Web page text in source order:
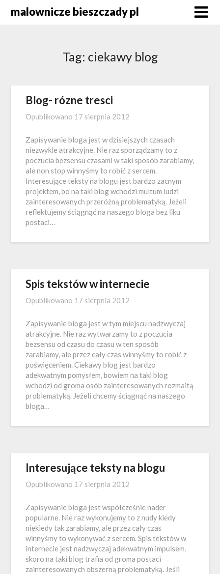
malownicze bieszczady pl
Tag: ciekawy blog
Blog- rózne tresci
Opublikowano 17 sierpnia 2012
Zapisywanie bloga jest w dzisiejszych czasach
niezwykle atrakcyjne. Nie raz sporządzamy to z
poczucia bezsensu czasami w taki sposób zarabiamy,
ale non stop winnyśmy to robić z sercem.
Interesujące teksty na blogu jest bardzo zacnym
projektem, bo na taki blog wchodzi multum ludzi
zainteresowanych przeróżną problematyką. Jeżeli
reflektujemy ściągnąć na naszego bloga bez liku
postaci…
Spis tekstów w internecie
Opublikowano 17 sierpnia 2012
Zapisywanie bloga jest w tym miejscu nadzwyczaj
atrakcyjne. Nie raz wytwarzamy to z poczucia
bezsensu od czasu do czasu w ten sposób
zarabiamy, ale przez cały czas winnyśmy to robić z
poświęceniem. Ciekawy blog jest bardzo
adekwatnym pomysłem, bowiem na taki blog
wchodzi od groma osób zainteresowanych rozmaitą
problematyką. Jeżeli chcemy ściągnąć na naszego
bloga…
Interesujące teksty na blogu
Opublikowano 17 sierpnia 2012
Zapisywanie bloga jest współcześnie nader
popularne. Nie raz wykonujemy to z nudy kiedy
niekiedy tak zarabiamy, ale przez cały czas
winnyśmy to wykonywać z sercem. Spis tekstów w
internecie jest nadzwyczaj adekwatnym impulsem,
skoro na taki blog trafia od groma postaci
zainteresowanych obszerną problematyką. Jeśli